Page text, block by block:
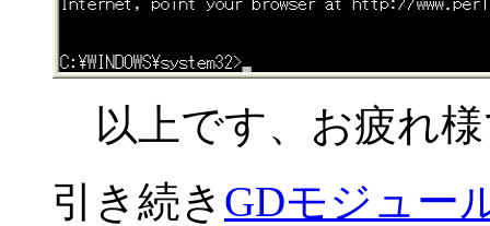
以上です、お疲れ様
引き続き GDモジュー